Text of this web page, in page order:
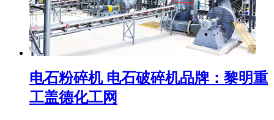
电石粉碎机 电石破碎机品牌：黎明重
工盖德化工网